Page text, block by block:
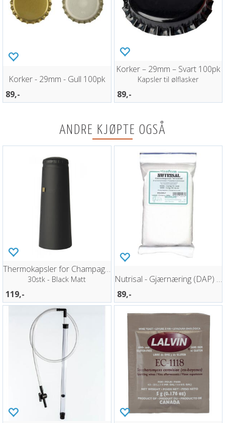
Korker - 29mm - Gull 100pk
89,-
Korker – 29mm – Svart 100pk
Kapsler til ølflasker
89,-
ANDRE KJØPTE OGSÅ
Thermokapsler for Champagne Black
30stk - Black Matt
119,-
Nutrisal - Gjærnæring (DAP) - 100g
89,-